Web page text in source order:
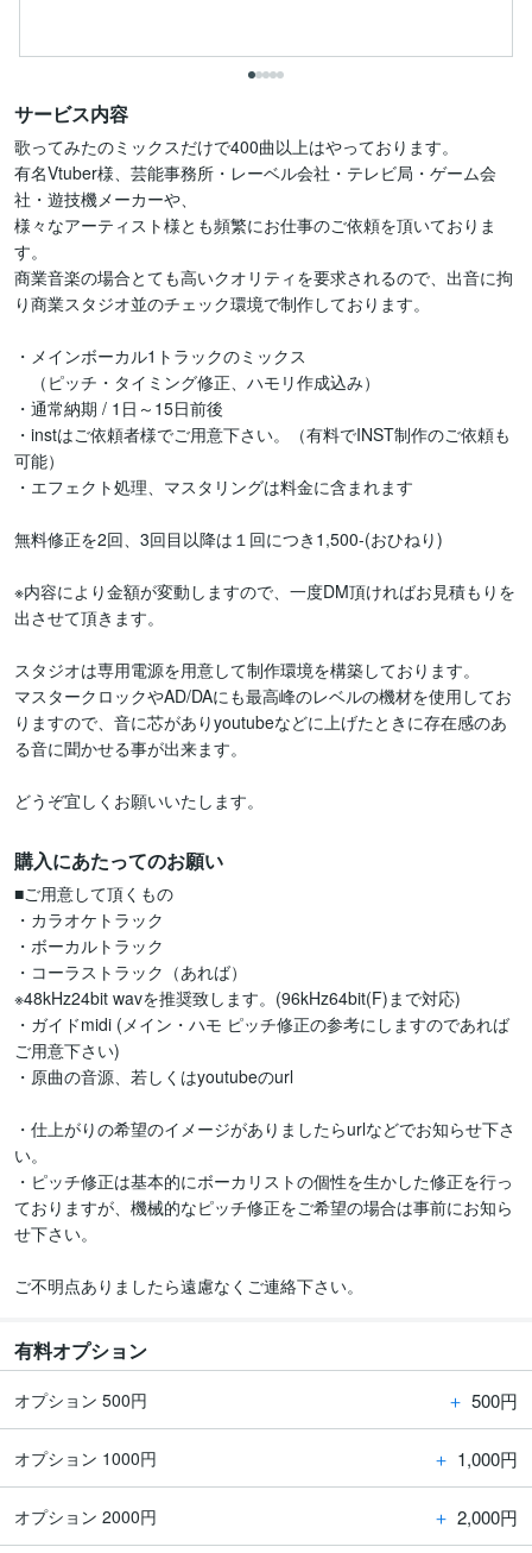
サービス内容
歌ってみたのミックスだけで400曲以上はやっております。
有名Vtuber様、芸能事務所・レーベル会社・テレビ局・ゲーム会
社・遊技機メーカーや、
様々なアーティスト様とも頻繁にお仕事のご依頼を頂いておりま
す。
商業音楽の場合とても高いクオリティを要求されるので、出音に拘
り商業スタジオ並のチェック環境で制作しております。
・メインボーカル1トラックのミックス
（ピッチ・タイミング修正、ハモリ作成込み）
・通常納期 / 1日～15日前後
・instはご依頼者様でご用意下さい。（有料でINST制作のご依頼も
可能）
・エフェクト処理、マスタリングは料金に含まれます
無料修正を2回、3回目以降は１回につき1,500-(おひねり)
※内容により金額が変動しますので、一度DM頂ければお見積もりを
出させて頂きます。
スタジオは専用電源を用意して制作環境を構築しております。
マスタークロックやAD/DAにも最高峰のレベルの機材を使用してお
りますので、音に芯がありyoutubeなどに上げたときに存在感のあ
る音に聞かせる事が出来ます。
どうぞ宜しくお願いいたします。
購入にあたってのお願い
■ご用意して頂くもの
・カラオケトラック
・ボーカルトラック
・コーラストラック（あれば）
※48kHz24bit wavを推奨致します。(96kHz64bit(F)まで対応)
・ガイドmidi (メイン・ハモ ピッチ修正の参考にしますのであれば
ご用意下さい)
・原曲の音源、若しくはyoutubeのurl
・仕上がりの希望のイメージがありましたらurlなどでお知らせ下さ
い。
・ピッチ修正は基本的にボーカリストの個性を生かした修正を行っ
ておりますが、機械的なピッチ修正をご希望の場合は事前にお知ら
せ下さい。
ご不明点ありましたら遠慮なくご連絡下さい。
有料オプション
オプション 500円 ＋ 500円
オプション 1000円 ＋ 1,000円
オプション 2000円 ＋ 2,000円